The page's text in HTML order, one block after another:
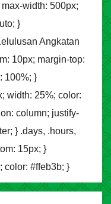
width: 500px;
}
Angkatan
10px; margin-top:
100%; }
width: 25%; color:
column; justify-
} .days, .hours,
15px; }
color: #ffeb3b; }